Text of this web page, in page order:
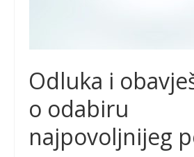
Odluka i
o odabiru
najpovoljnijeg